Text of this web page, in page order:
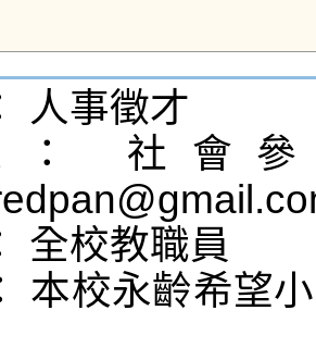
人事徵才
： 社會
全校教職員
本校永齡希望